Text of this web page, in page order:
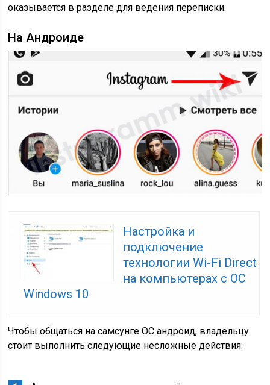
оказывается в разделе для ведения переписки.
На Андроиде
Настройка и
подключение
технологии Wi-Fi Direct
на компьютерах с ОС
Windows 10
Чтобы общаться на самсунге ОС андроид, владельцу
стоит выполнить следующие несложные действия: